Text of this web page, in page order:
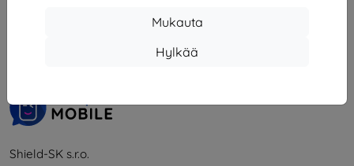
Mukauta
Hylkää
Shield-SK s.r.o.